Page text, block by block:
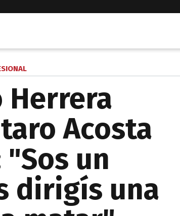
Herrera
Acosta
un
dirigís una